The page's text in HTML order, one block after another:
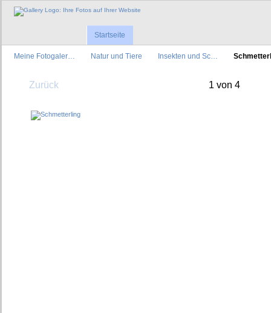
Startseite
Meine Fotogaler… Natur und Tiere Insekten und Sc…
Zurück 1 von 4